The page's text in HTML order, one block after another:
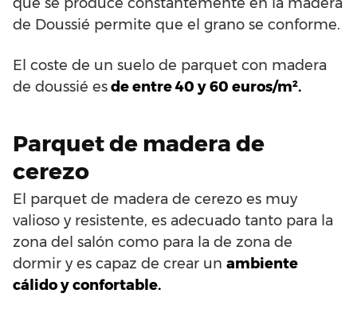
de Doussié permite que el grano se conforme.
El coste de un suelo de parquet con madera
de doussié esde entre 40 y 60 euros/m².
Parquet de madera de
cerezo
El parquet de madera de cerezo es muy
valioso y resistente, es adecuado tanto para la
zona del salón como para la de zona de
dormir y es capaz de crear un ambiente
cálido y confortable.